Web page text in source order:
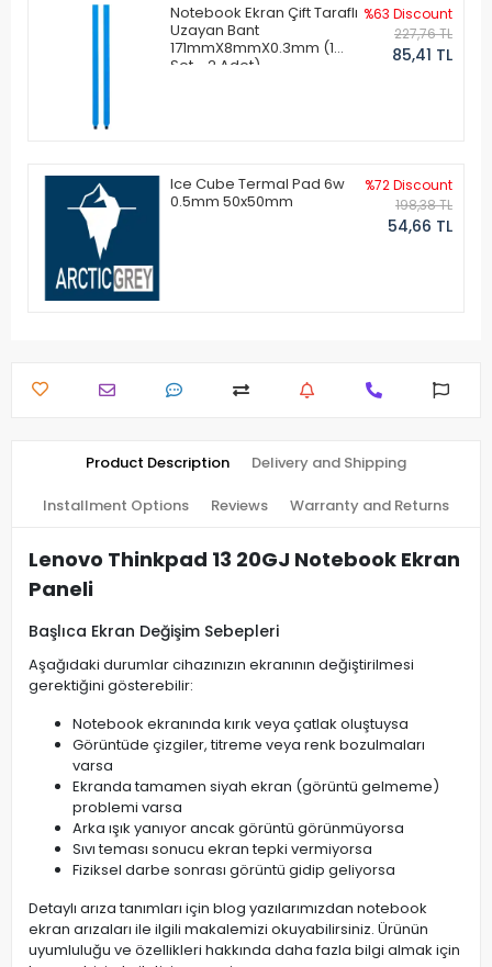
Notebook Ekran Çift Taraflı
Uzayan Bant
171mmX8mmX0.3mm (1
Set - 2 Adet)
%63 Discount
227,76 TL
85,41 TL
Ice Cube Termal Pad 6w
0.5mm 50x50mm
%72 Discount
198,38 TL
54,66 TL
Product Description Delivery and Shipping
Installment Options Reviews Warranty and Returns
Lenovo Thinkpad 13 20GJ Notebook Ekran
Paneli
Başlıca Ekran Değişim Sebepleri
Aşağıdaki durumlar cihazınızın ekranının değiştirilmesi
gerektiğini gösterebilir:
Notebook ekranında kırık veya çatlak oluştuysa
Görüntüde çizgiler, titreme veya renk bozulmaları
varsa
Ekranda tamamen siyah ekran (görüntü gelmeme)
problemi varsa
Arka ışık yanıyor ancak görüntü görünmüyorsa
Sıvı teması sonucu ekran tepki vermiyorsa
Fiziksel darbe sonrası görüntü gidip geliyorsa
Detaylı arıza tanımları için blog yazılarımızdan notebook
ekran arızaları ile ilgili makalemizi okuyabilirsiniz. Ürünün
uyumluluğu ve özellikleri hakkında daha fazla bilgi almak için